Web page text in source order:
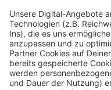
Anzeige